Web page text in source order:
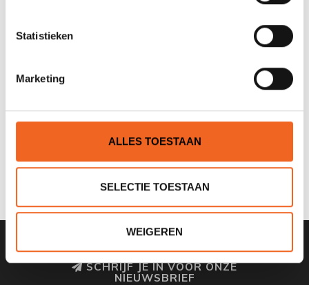
Statistieken
Marketing
ALLES TOESTAAN
SELECTIE TOESTAAN
WEIGEREN
0 sterren op basis van 0 beoordelingen
JE BEOORDELING TOEVOEGEN
SCHRIJF JE IN VOOR ONZE
NIEUWSBRIEF